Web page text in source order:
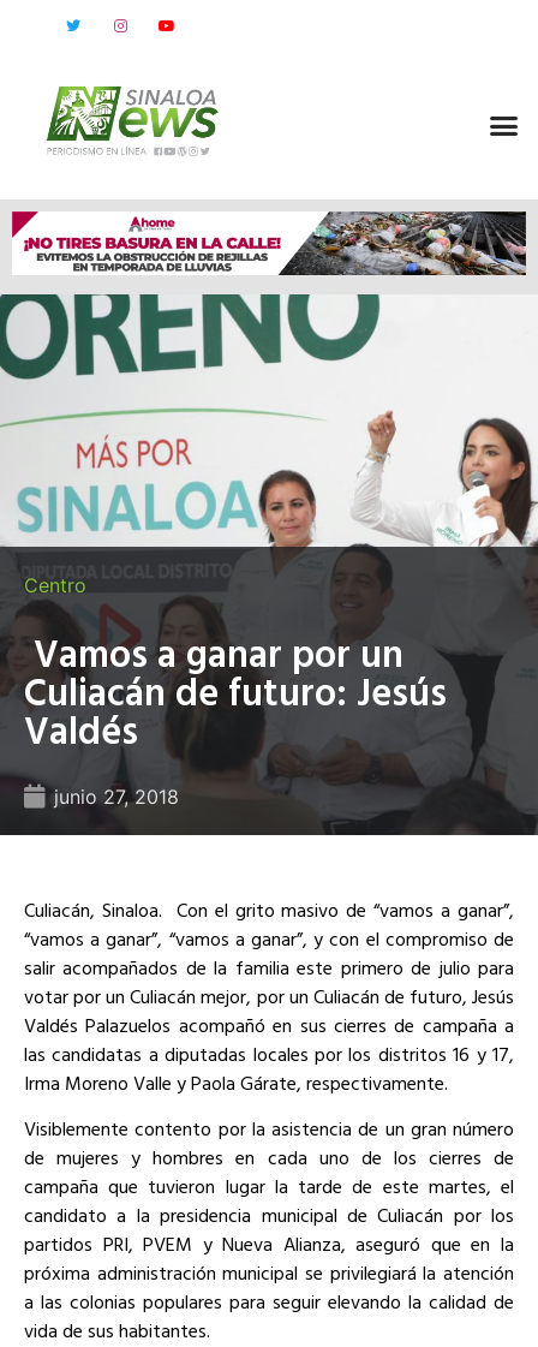
Centro
Vamos a ganar por un
Culiacán de futuro: Jesús
Valdés
junio 27, 2018
Culiacán, Sinaloa. Con el grito masivo de “vamos a ganar”,
“vamos a ganar”, “vamos a ganar”, y con el compromiso de
salir acompañados de la familia este primero de julio para
votar por un Culiacán mejor, por un Culiacán de futuro, Jesús
Valdés Palazuelos acompañó en sus cierres de campaña a
las candidatas a diputadas locales por los distritos 16 y 17,
Irma Moreno Valle y Paola Gárate, respectivamente.
Visiblemente contento por la asistencia de un gran número
de mujeres y hombres en cada uno de los cierres de
campaña que tuvieron lugar la tarde de este martes, el
candidato a la presidencia municipal de Culiacán por los
partidos PRI, PVEM y Nueva Alianza, aseguró que en la
próxima administración municipal se privilegiará la atención
a las colonias populares para seguir elevando la calidad de
vida de sus habitantes.